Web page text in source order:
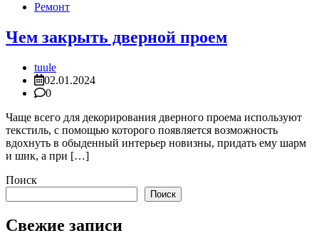
Ремонт
Чем закрыть дверной проем
tuule
02.01.2024
0
Чаще всего для декорирования дверного проема используют
текстиль, с помощью которого появляется возможность
вдохнуть в обыденный интерьер новизны, придать ему шарм
и шик, а при […]
Поиск
Поиск
Свежие записи